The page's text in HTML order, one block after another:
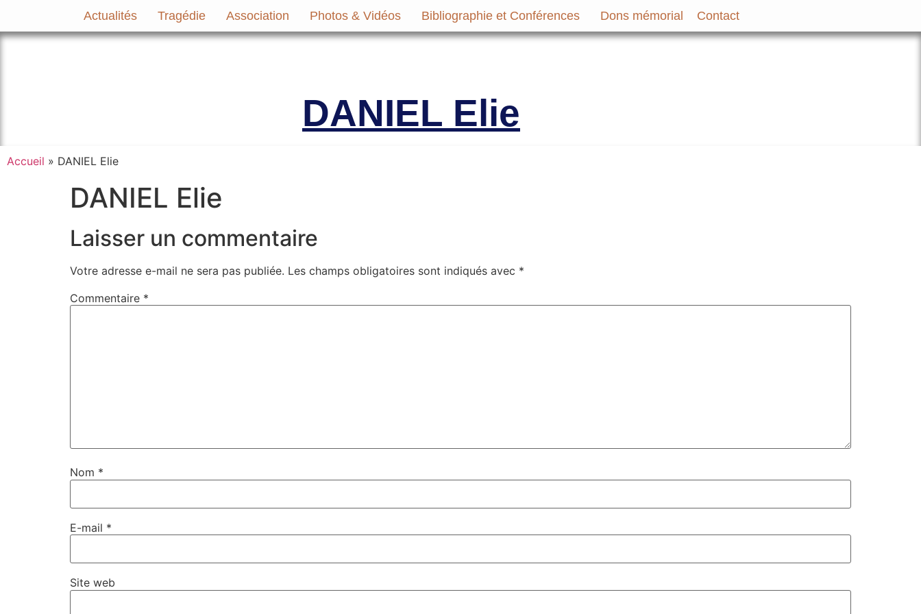
Actualités Tragédie Association Photos & Vidéos Bibliographie et Conférences Dons mémorial Contact
DANIEL Elie
Accueil » DANIEL Elie
DANIEL Elie
Laisser un commentaire
Votre adresse e-mail ne sera pas publiée. Les champs obligatoires sont indiqués avec *
Commentaire *
Nom *
E-mail *
Site web